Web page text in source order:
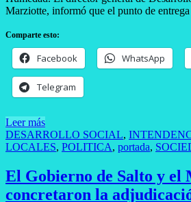
Marziotte, informó que el punto de
Comparte esto:
Facebook WhatsApp
Telegram
Leer más
DESARROLLO SOCIAL,
LOCALES, POLITICA, portada,
El Gobierno de Salto y el
concretaron la